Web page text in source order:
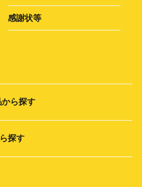
感謝状等
ら探す
探す